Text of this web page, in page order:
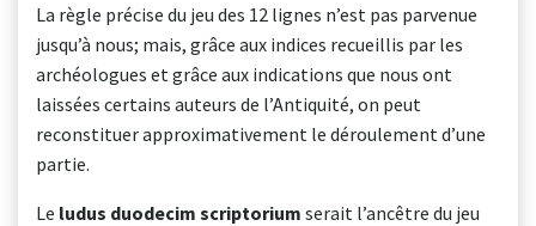
La règle précise du jeu des 12 lignes n’est pas parvenue
jusqu’à nous; mais, grâce aux indices recueillis par les
archéologues et grâce aux indications que nous ont
laissées certains auteurs de l’Antiquité, on peut
reconstituer approximativement le déroulement d’une
partie.
Le ludus duodecim scriptorium serait l’ancêtre du jeu